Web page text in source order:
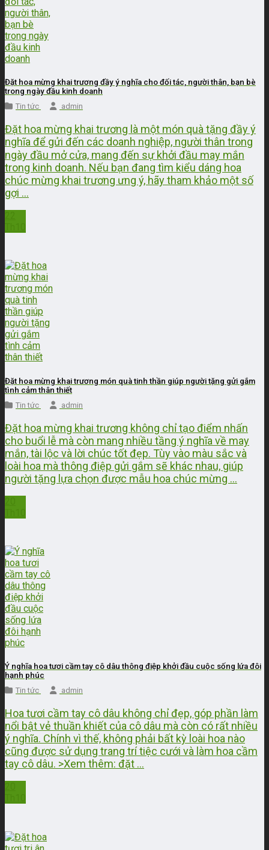
Đặt hoa mừng khai trương đầy ý nghĩa cho đối tác, người thân, bạn bè
trong ngày đầu kinh doanh
Tin tức
admin
Đặt hoa mừng khai trương là một món quà tặng đầy ý
nghĩa để gửi đến các doanh nghiệp, người thân trong
ngày đầu mở cửa, mang đến sự khởi đầu may mắn
trong kinh doanh. Nếu bạn đang tìm kiểu dáng hoa
chúc mừng khai trương ưng ý, hãy tham khảo một số
gợi ...
Đặt hoa mừng khai trương món quà tinh thần giúp người tặng gửi gắm
tình cảm thân thiết
Tin tức
admin
Đặt hoa mừng khai trương không chỉ tạo điểm nhấn
cho buổi lễ mà còn mang nhiều tầng ý nghĩa về may
mắn, tài lộc và lời chúc tốt đẹp. Tùy vào màu sắc và
loài hoa mà thông điệp gửi gắm sẽ khác nhau, giúp
người tặng lựa chọn được mẫu hoa chúc mừng ...
Ý nghĩa hoa tươi cầm tay cô dâu thông điệp khởi đầu cuộc sống lứa đôi
hạnh phúc
Tin tức
admin
Hoa tươi cầm tay cô dâu không chỉ đẹp, góp phần làm
nổi bật vẻ thuần khiết của cô dâu mà còn có rất nhiều
ý nghĩa. Chính vì thế, không phải bất kỳ loài hoa nào
cũng được sử dụng trang trí tiệc cưới và làm hoa cầm
tay cô dâu. >Xem thêm: đặt ...